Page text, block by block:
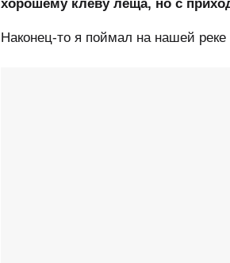
хорошему клеву леща, но с
Наконец-то я поймал на нашей